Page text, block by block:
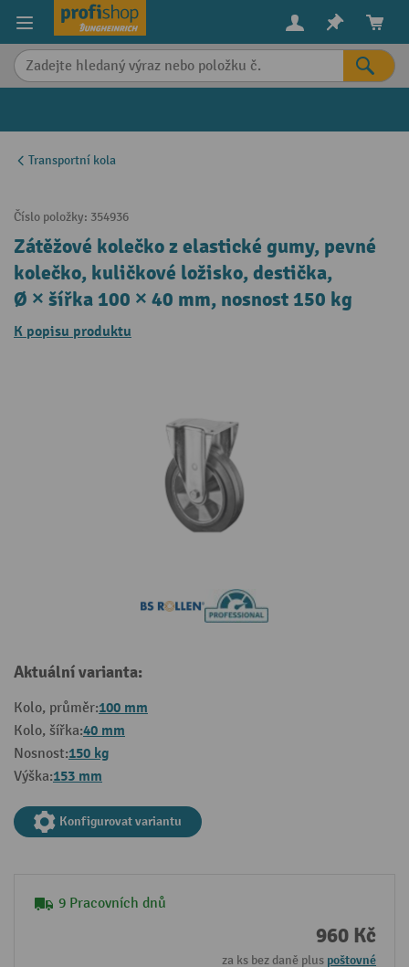
content
Transportní kola
Číslo položky: 354936
Zátěžové kolečko z elastické gumy, pevné
kolečko, kuličkové ložisko, destička,
Ø × šířka 100 × 40 mm, nosnost 150 kg
K popisu produktu
Aktuální varianta:
Kolo, průměr:100 mm
Kolo, šířka:40 mm
Nosnost:150 kg
Výška:153 mm
Konfigurovat variantu
9 Pracovních dnů
960 Kč
za ks bez daně plus poštovné